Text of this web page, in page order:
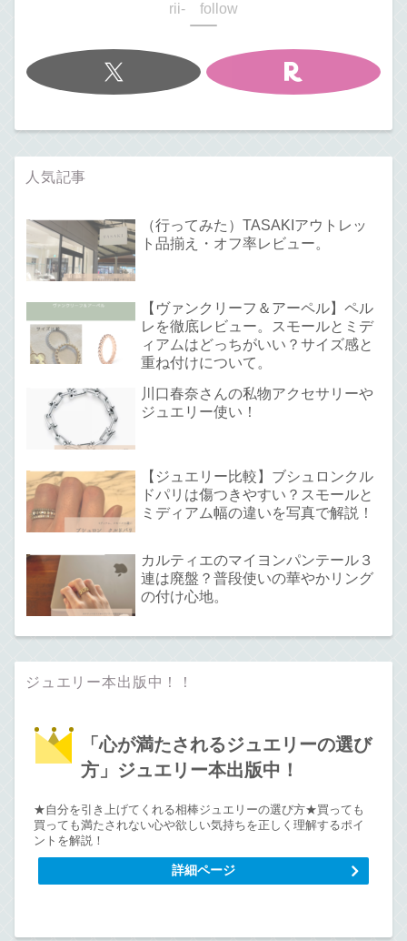
rii- follow
人気記事
（行ってみた）TASAKIアウトレッ
ト品揃え・オフ率レビュー。
【ヴァンクリーフ＆アーペル】ペル
レを徹底レビュー。スモールとミデ
ィアムはどっちがいい？サイズ感と
重ね付けについて。
川口春奈さんの私物アクセサリーや
ジュエリー使い！
【ジュエリー比較】ブシュロンクル
ドパリは傷つきやすい？スモールと
ミディアム幅の違いを写真で解説！
カルティエのマイヨンパンテール３
連は廃盤？普段使いの華やかリング
の付け心地。
ジュエリー本出版中！！
「心が満たされるジュエリーの選び
方」ジュエリー本出版中！
★自分を引き上げてくれる相棒ジュエリーの選び方★買っても
買っても満たされない心や欲しい気持ちを正しく理解するポイ
ントを解説！
詳細ページ